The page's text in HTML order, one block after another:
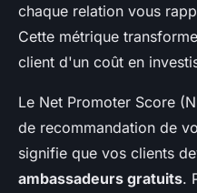
chaque relation vous
Cette métrique
client d'un coût en
Le Net Promoter Score
de recommandation de
signifie que vos clients
ambassadeurs gratuits.